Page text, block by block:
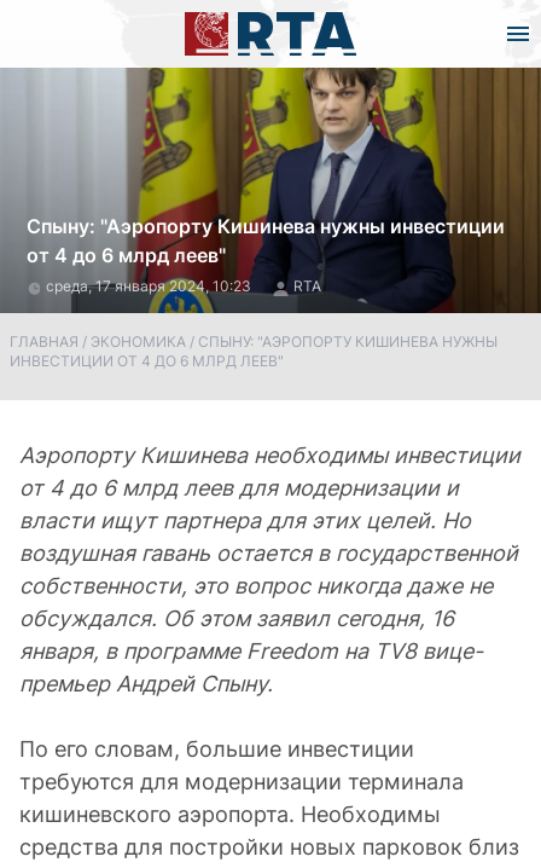
Спыну: "Аэропорту Кишинева нужны инвестиции
от 4 до 6 млрд леев"
среда, 17 января 2024, 10:23 RTA
ГЛАВНАЯ / ЭКОНОМИКА / СПЫНУ: "АЭРОПОРТУ КИШИНЕВА НУЖНЫ
ИНВЕСТИЦИИ ОТ 4 ДО 6 МЛРД ЛЕЕВ"
Аэропорту Кишинева необходимы инвестиции
от 4 до 6 млрд леев для модернизации и
власти ищут партнера для этих целей. Но
воздушная гавань остается в государственной
собственности, это вопрос никогда даже не
обсуждался. Об этом заявил сегодня, 16
января, в программе Freedom на TV8 вице-
премьер Андрей Спыну.
По его словам, большие инвестиции
требуются для модернизации терминала
кишиневского аэропорта. Необходимы
средства для постройки новых парковок близ